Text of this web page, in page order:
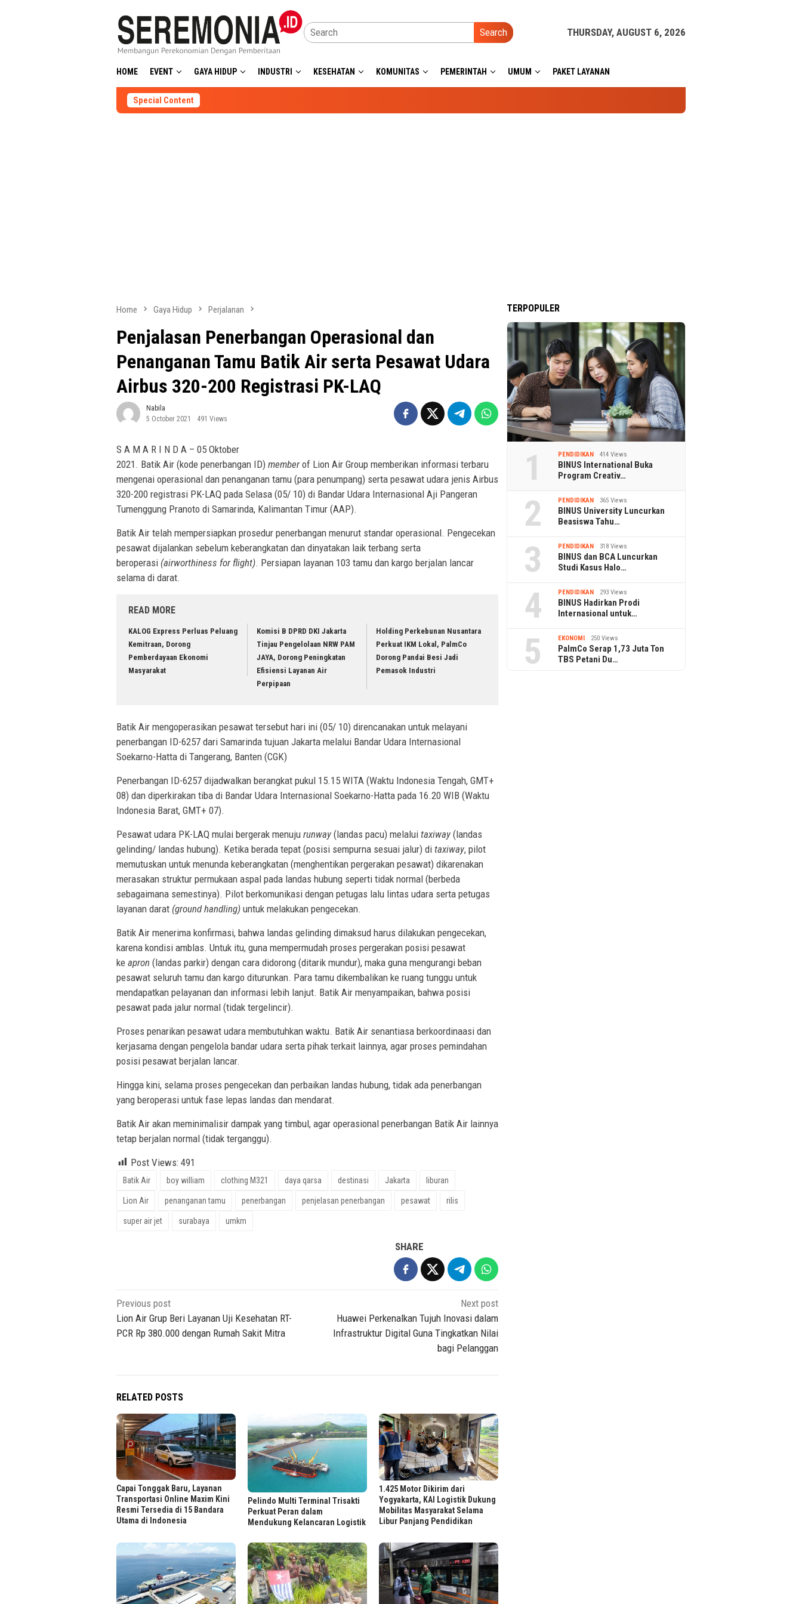
Search THURSDAY, AUGUST 6, 2026
HOME EVENT GAYA HIDUP INDUSTRI KESEHATAN KOMUNITAS PEMERINTAH UMUM PAKET LAYANAN
Special Content
Home Gaya Hidup Perjalanan
Penjalasan Penerbangan Operasional dan
Penanganan Tamu Batik Air serta Pesawat Udara
Airbus 320-200 Registrasi PK-LAQ
Nabila
5 October 2021
491 Views
S A M A R I N D A – 05 Oktober
2021. Batik Air (kode penerbangan ID) memberof Lion Air Group memberikan informasi terbaru
mengenai operasional dan penanganan tamu (para penumpang) serta pesawat udara jenis Airbus
320-200 registrasi PK-LAQ pada Selasa (05/ 10) di Bandar Udara Internasional Aji Pangeran
Tumenggung Pranoto di Samarinda, Kalimantan Timur (AAP).
Batik Air telah mempersiapkan prosedur penerbangan menurut standar operasional. Pengecekan
pesawat dijalankan sebelum keberangkatan dan dinyatakan laik terbang serta
beroperasi (airworthiness for flight). Persiapan layanan 103 tamu dan kargo berjalan lancar
selama di darat.
READ MORE
KALOG Express Perluas Peluang
Kemitraan, Dorong
Pemberdayaan Ekonomi
Masyarakat
Komisi B DPRD DKI Jakarta
Tinjau Pengelolaan NRW PAM
JAYA, Dorong Peningkatan
Efisiensi Layanan Air
Perpipaan
Holding Perkebunan Nusantara
Perkuat IKM Lokal, PalmCo
Dorong Pandai Besi Jadi
Pemasok Industri
Batik Air mengoperasikan pesawat tersebut hari ini (05/ 10) direncanakan untuk melayani
penerbangan ID-6257 dari Samarinda tujuan Jakarta melalui Bandar Udara Internasional
Soekarno-Hatta di Tangerang, Banten (CGK)
Penerbangan ID-6257 dijadwalkan berangkat pukul 15.15 WITA (Waktu Indonesia Tengah, GMT+
08) dan diperkirakan tiba di Bandar Udara Internasional Soekarno-Hatta pada 16.20 WIB (Waktu
Indonesia Barat, GMT+ 07).
Pesawat udara PK-LAQ mulai bergerak menuju runway (landas pacu) melalui taxiway (landas
gelinding/ landas hubung). Ketika berada tepat (posisi sempurna sesuai jalur) di taxiway, pilot
memutuskan untuk menunda keberangkatan (menghentikan pergerakan pesawat) dikarenakan
merasakan struktur permukaan aspal pada landas hubung seperti tidak normal (berbeda
sebagaimana semestinya). Pilot berkomunikasi dengan petugas lalu lintas udara serta petugas
layanan darat (ground handling) untuk melakukan pengecekan.
Batik Air menerima konfirmasi, bahwa landas gelinding dimaksud harus dilakukan pengecekan,
karena kondisi amblas. Untuk itu, guna mempermudah proses pergerakan posisi pesawat
ke apron (landas parkir) dengan cara didorong (ditarik mundur), maka guna mengurangi beban
pesawat seluruh tamu dan kargo diturunkan. Para tamu dikembalikan ke ruang tunggu untuk
mendapatkan pelayanan dan informasi lebih lanjut. Batik Air menyampaikan, bahwa posisi
pesawat pada jalur normal (tidak tergelincir).
Proses penarikan pesawat udara membutuhkan waktu. Batik Air senantiasa berkoordinaasi dan
kerjasama dengan pengelola bandar udara serta pihak terkait lainnya, agar proses pemindahan
posisi pesawat berjalan lancar.
Hingga kini, selama proses pengecekan dan perbaikan landas hubung, tidak ada penerbangan
yang beroperasi untuk fase lepas landas dan mendarat.
Batik Air akan meminimalisir dampak yang timbul, agar operasional penerbangan Batik Air lainnya
tetap berjalan normal (tidak terganggu).
Post Views: 491
Batik Air boy william clothing M321 daya qarsa destinasi Jakarta liburan
Lion Air penanganan tamu penerbangan penjelasan penerbangan pesawat rilis
super air jet surabaya umkm
SHARE
Post
navigation
Previous post
Lion Air Grup Beri Layanan Uji Kesehatan RT-
PCR Rp 380.000 dengan Rumah Sakit Mitra
Next post
Huawei Perkenalkan Tujuh Inovasi dalam
Infrastruktur Digital Guna Tingkatkan Nilai
bagi Pelanggan
RELATED POSTS
Capai Tonggak Baru, Layanan
Transportasi Online Maxim Kini
Resmi Tersedia di 15 Bandara
Utama di Indonesia
Pelindo Multi Terminal Trisakti
Perkuat Peran dalam
Mendukung Kelancaran Logistik
1.425 Motor Dikirim dari
Yogyakarta, KAI Logistik Dukung
Mobilitas Masyarakat Selama
Libur Panjang Pendidikan
TERPOPULER
1 PENDIDIKAN 414 Views
BINUS International Buka
Program Creativ…
2 PENDIDIKAN 365 Views
BINUS University Luncurkan
Beasiswa Tahu…
3 PENDIDIKAN 318 Views
BINUS dan BCA Luncurkan
Studi Kasus Halo…
4 PENDIDIKAN 293 Views
BINUS Hadirkan Prodi
Internasional untuk…
5 EKONOMI 250 Views
PalmCo Serap 1,73 Juta Ton
TBS Petani Du…